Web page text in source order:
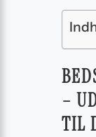
–
TIL